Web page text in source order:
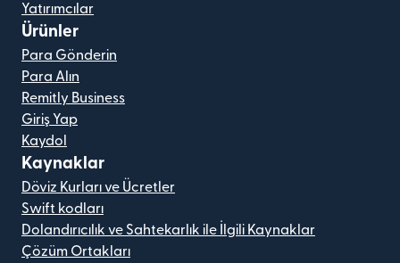
Yatırımcılar
Ürünler
Para Gönderin
Para Alın
Remitly Business
Giriş Yap
Kaydol
Kaynaklar
Döviz Kurları ve Ücretler
Swift kodları
Dolandırıcılık ve Sahtekarlık ile İlgili Kaynaklar
Çözüm Ortakları